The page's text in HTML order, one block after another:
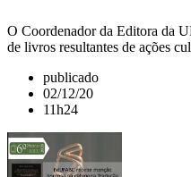
O Coordenador da Editora da
de livros resultantes de ações
publicado
02/12/20
11h24